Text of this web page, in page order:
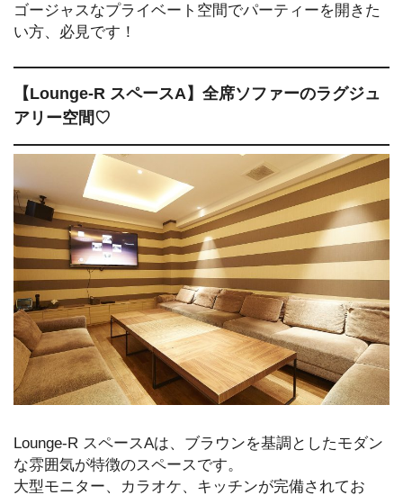
ゴージャスなプライベート空間でパーティーを開きた
い方、必見です！
【Lounge-R スペースA】全席ソファーのラグジュ
アリー空間♡
Lounge-R スペースAは、ブラウンを基調としたモダン
な雰囲気が特徴のスペースです。
大型モニター、カラオケ、キッチンが完備されてお